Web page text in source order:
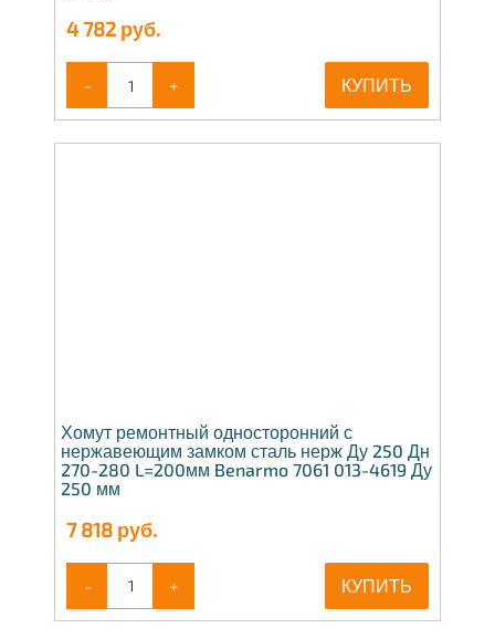
4 782 руб.
- + КУПИТЬ
Хомут ремонтный односторонний с
нержавеющим замком сталь нерж Ду 250 Дн
270-280 L=200мм Benarmo 7061 013-4619 Ду
250 мм
7 818 руб.
- + КУПИТЬ